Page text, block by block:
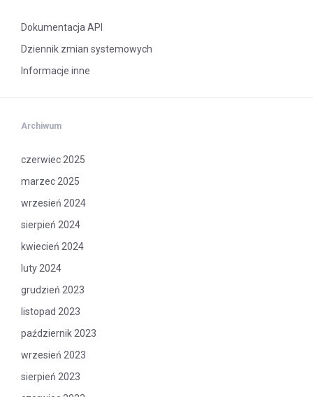
Dokumentacja API
Dziennik zmian systemowych
Informacje inne
Archiwum
czerwiec 2025
marzec 2025
wrzesień 2024
sierpień 2024
kwiecień 2024
luty 2024
grudzień 2023
listopad 2023
październik 2023
wrzesień 2023
sierpień 2023